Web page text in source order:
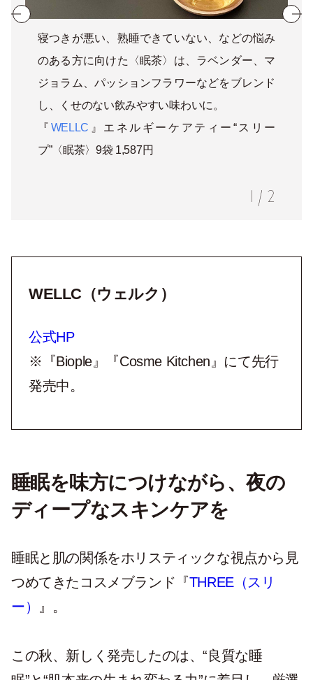
寝つきが悪い、熟睡できていない、などの悩み
のある方に向けた〈眠茶〉は、ラベンダー、マ
ジョラム、パッションフラワーなどをブレンド
し、くせのない飲みやすい味わいに。
『 WELLC 』エネルギーケアティー“スリー
プ”〈眠茶〉9袋 1,587円
/ 2
WELLC（ウェルク）
公式HP
※『Biople』『Cosme Kitchen』にて先行
発売中。
睡眠を味方につけながら、夜の
ディープなスキンケアを
睡眠と肌の関係をホリスティックな視点から見
つめてきたコスメブランド『THREE（スリ
ー）
』。
この秋、新しく発売したのは、“良質な睡